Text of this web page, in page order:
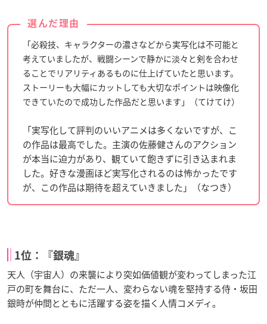
選んだ理由
「必殺技、キャラクターの濃さなどから実写化は不可能と
考えていましたが、戦闘シーンで静かに淡々と剣を合わせ
ることでリアリティあるものに仕上げていたと思います。
ストーリーも大幅にカットしても大切なポイントは映像化
できていたので成功した作品だと思います」（てけてけ）
「実写化して評判のいいアニメは多くないですが、こ
の作品は最高でした。主演の佐藤健さんのアクション
が本当に迫力があり、観ていて飽きずに引き込まれま
した。好きな漫画ほど実写化されるのは怖かったです
が、この作品は期待を超えていきました」（なつき）
1位：『銀魂』
天人（宇宙人）の来襲により突如価値観が変わってしまった江
戸の町を舞台に、ただ一人、変わらない魂を堅持する侍・坂田
銀時が仲間とともに活躍する姿を描く人情コメディ。